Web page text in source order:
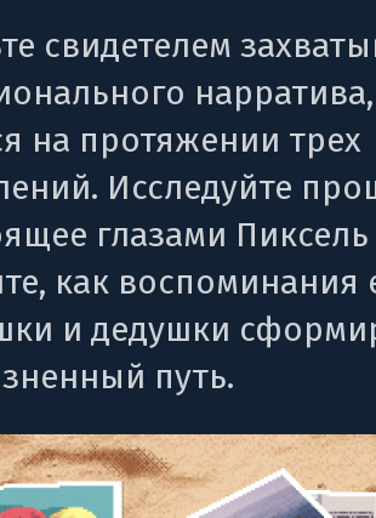
свидетелем
на протяжении трех
Исследуйте
глазами
как воспоминания
и дедушки
путь.